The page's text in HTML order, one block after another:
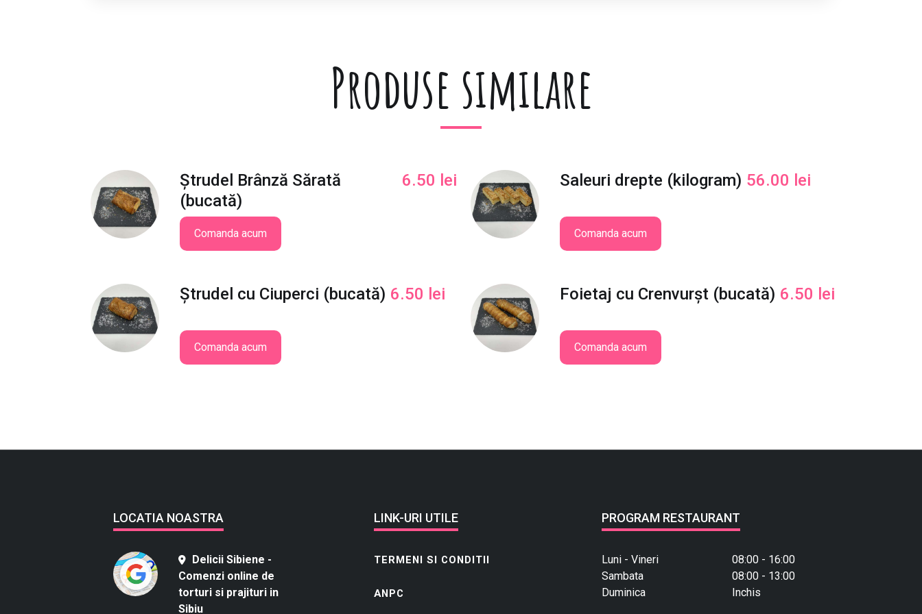
o
g
r
a
Produse similare
Ștrudel Brânză Sărată
(bucată)
6.50 lei
Comanda acum
Saleuri drepte (kilogram) 56.00 lei
Comanda acum
Ștrudel cu Ciuperci (bucată) 6.50 lei
Comanda acum
Foietaj cu Crenvurșt (bucată) 6.50 lei
Comanda acum
LOCATIA NOASTRA
Delicii Sibiene -
Comenzi online de
torturi si prajituri in
Sibiu
LINK-URI UTILE
TERMENI SI CONDITII
ANPC
PROGRAM RESTAURANT
Luni - Vineri
08:00 - 16:00
Sambata
08:00 - 13:00
Duminica
Inchis